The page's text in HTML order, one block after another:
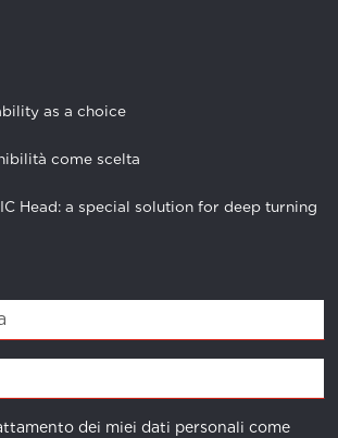
as a choice
come scelta
Head: a special solution for deep turning
dei miei dati personali come